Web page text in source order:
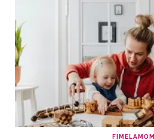
FIMELAMOM